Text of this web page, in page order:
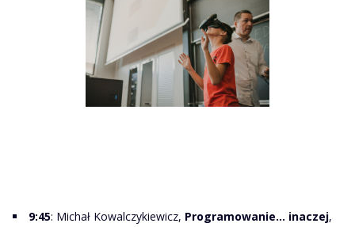
9:45: Michał Kowalczykiewicz, Programowanie... inaczej,